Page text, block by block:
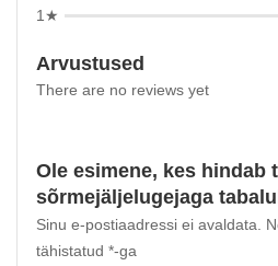
1★
Arvustused
There are no reviews yet
Ole esimene, kes hindab
sõrmejäljelugejaga
Sinu e-postiaadressi ei avaldata.
tähistatud *-ga